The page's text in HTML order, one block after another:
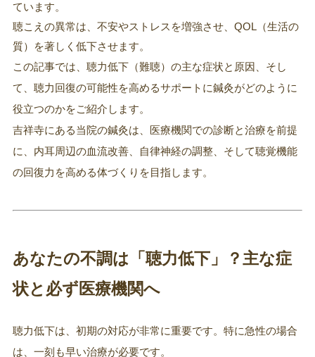
ています。
聴こえの異常は、不安やストレスを増強させ、QOL（生活の
質）を著しく低下させます。
この記事では、聴力低下（難聴）の主な症状と原因、そし
て、聴力回復の可能性を高めるサポートに鍼灸がどのように
役立つのかをご紹介します。
吉祥寺にある当院の鍼灸は、医療機関での診断と治療を前提
に、内耳周辺の血流改善、自律神経の調整、そして聴覚機能
の回復力を高める体づくりを目指します。
あなたの不調は「聴力低下」？主な症
状と必ず医療機関へ
聴力低下は、初期の対応が非常に重要です。特に急性の場合
は、一刻も早い治療が必要です。